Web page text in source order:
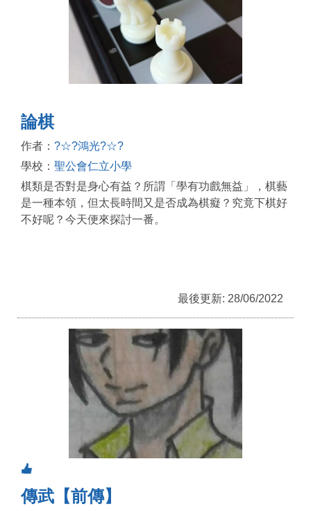
論棋
作者： ?☆?鴻光?☆?
學校： 聖公會仁立小學
棋類是否對是身心有益？所謂「學有功戲無益」，棋藝
是一種本領，但太長時間又是否成為棋癡？究竟下棋好
不好呢？今天便來探討一番。
最後更新: 28/06/2022
傳武【前傳】